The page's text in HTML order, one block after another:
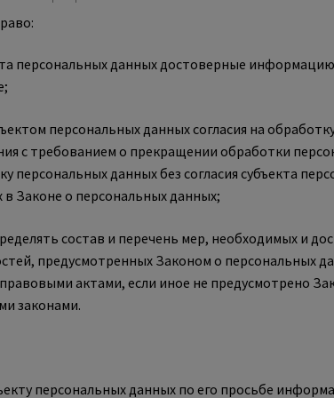
персональных данных достоверные
персональных данных согласия на
с требованием о прекращении обработки
персональных данных без согласия субъекта
в Законе о персональных данных;
состав и перечень мер, необходимых и
предусмотренных Законом о персональных
актами, если иное не предусмотрено
законами.
персональных данных по его просьбе